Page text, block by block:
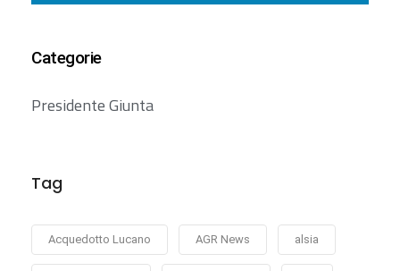
Categorie
Presidente Giunta
Tag
Acquedotto Lucano AGR News alsia